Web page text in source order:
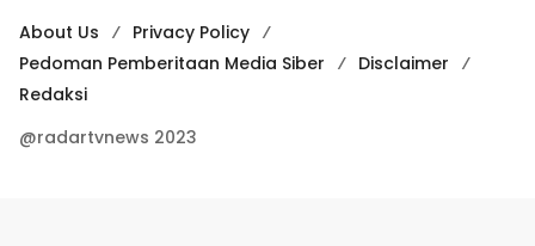
About Us
Privacy Policy
Pedoman Pemberitaan Media Siber
Disclaimer
Redaksi
@radartvnews 2023